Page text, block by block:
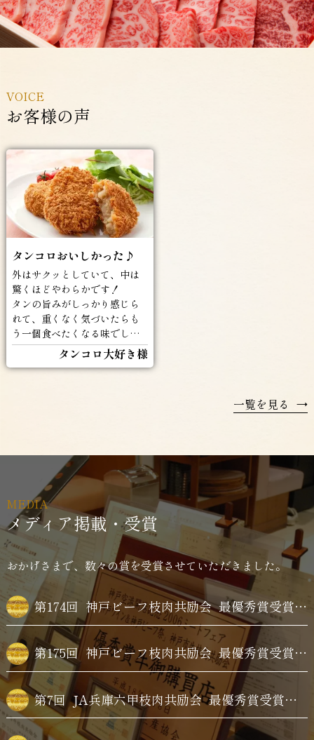
VOICE
お客様の声
タンコロおいしかった♪
外はサクッとしていて、中は
驚くほどやわらかです！
タンの旨みがしっかり感じら
れて、重くなく気づいたらも
う一個食べたくなる味でした
(^^♪
タンコロ大好き様
一覧を見る →
MEDIA
メディア掲載・受賞
おかげさまで、数々の賞を受賞させていただきました。
第174回 神戸ビーフ枝肉共励会 最優秀賞受賞牛購買
第175回 神戸ビーフ枝肉共励会 最優秀賞受賞牛購買
第7回 JA兵庫六甲枝肉共励会 最優秀賞受賞牛購買